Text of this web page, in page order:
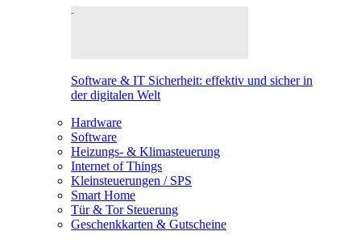
Software & IT Sicherheit: effektiv und sicher in
der digitalen Welt
Hardware
Software
Heizungs- & Klimasteuerung
Internet of Things
Kleinsteuerungen / SPS
Smart Home
Tür & Tor Steuerung
Geschenkkarten & Gutscheine